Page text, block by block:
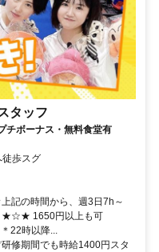
タッフ
ボーナス・無料食堂有
徒歩スグ
記の時間から、週3日7h～
★☆★ 1650円以上も可
22時以降...
修期間でも時給1400円スタ